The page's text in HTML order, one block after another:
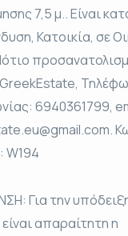
7,5 μ.. Είναι
Κατοικία, σε
6940361799,
W194
Για την
απαραίτητη η